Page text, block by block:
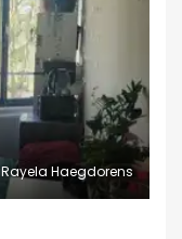
Rayela Haegdorens